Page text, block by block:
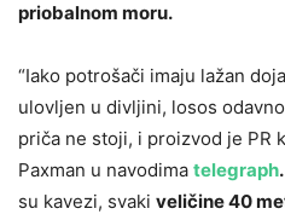
priobalnom moru.
“Iako potrošači imaju lažan
ulovljen u divljini, losos
priča ne stoji, i proizvod je PR
Paxman u navodima telegraph.
su kavezi, svaki veličine 40